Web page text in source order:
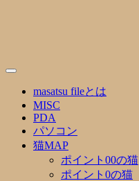
masatsu fileとは
MISC
PDA
パソコン
猫MAP
ポイント00の猫
ポイント0の猫